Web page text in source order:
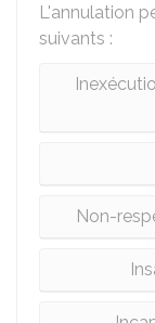
L'annulation
suivants :
Non-